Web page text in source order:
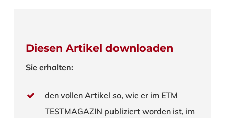
Diesen Artikel downloaden
Sie erhalten:
den vollen Artikel so, wie er im ETM
TESTMAGAZIN publiziert worden ist, im